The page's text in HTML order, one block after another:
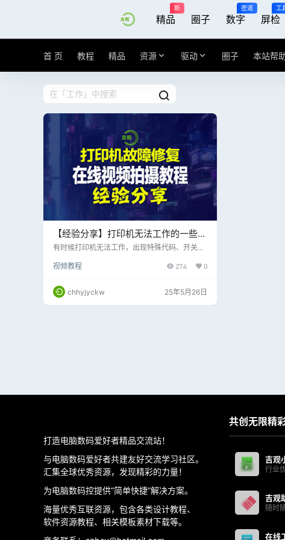
精品
新
圈子 数字
密道
屏检
工
首 页 教程 精品 资源 驱动 圈子 本站帮
【经验分享】打印机无法工作的一些修
复技巧，本案为佳能打印机，适用本系
有时候打印机无法工作，出现特殊代码、开关灯
般需要更换电源、或者更换墨盒清洗墨盒，当然
视频教程 274 0
chhyjyckw 25年5月26日
打造电脑数码爱好者精品交流站！
与电脑数码爱好者共建友好交流学习社区。
汇集全球优秀资源，发现精彩的力量！
为电脑数码控提供“简单快捷”解决方案。
海量优秀互联资源，包含各类设计教程、
软件资源教程、相关模板素材下载等。
共创无限精
吉观
行业
吉观
随时
在线